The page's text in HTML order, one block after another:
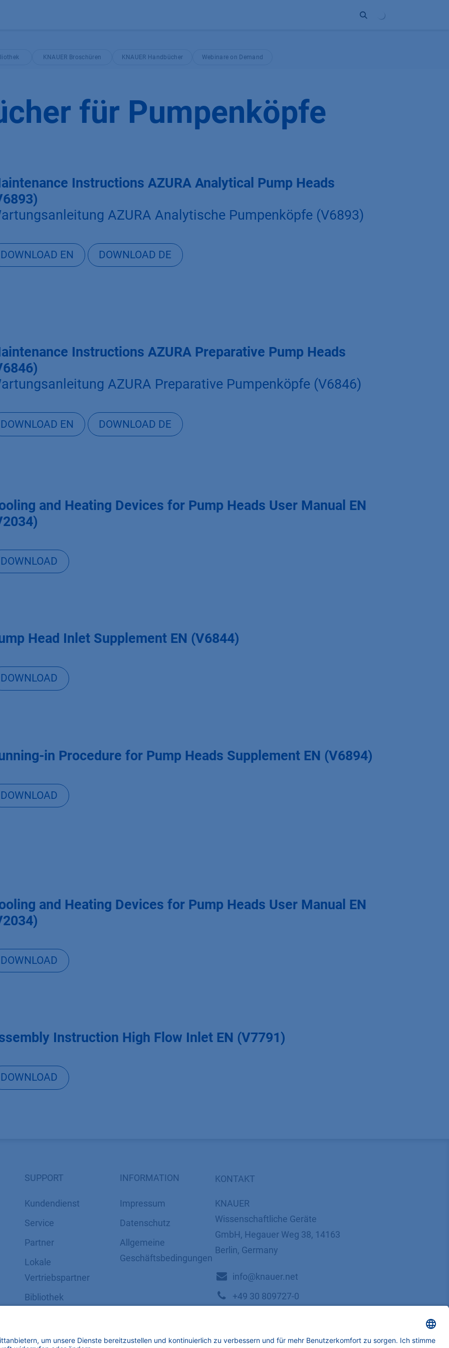
KNAUER Broschüren KNAUER Handbücher Webinare on Demand
für Pumpenköpfe
Instructions AZURA Analytical Pump Heads
AZURA Analytische Pumpenköpfe (V6893)
DOWNLOAD EN DOWNLOAD DE
Instructions AZURA Preparative Pump Heads
AZURA Preparative Pumpenköpfe (V6846)
DOWNLOAD EN DOWNLOAD DE
and Heating Devices for Pump Heads User Manual EN
DOWNLOAD
Head Inlet Supplement EN (V6844)
DOWNLOAD
in Procedure for Pump Heads Supplement EN (V6894)
DOWNLOAD
and Heating Devices for Pump Heads User Manual EN
DOWNLOAD
Instruction High Flow Inlet EN (V7791)
DOWNLOAD
SUPPORT
Kundendienst
Service
Partner
Lokale
Vertriebspartner
Bibliothek
Zertifikate
INFORMATION
Impressum
Datenschutz
​​​​​​​​​​​​​​​​​Allgemeine
Geschäftsbedingungen
KONTAKT
KNAUER
Wissenschaftliche Geräte
GmbH, Hegauer Weg 38, 14163
Berlin, Germany
​​​​​​​​​​​​​​i​n​f​o​@​k​n​a​u​e​r​.​n​e​t
+49 30 809727-0